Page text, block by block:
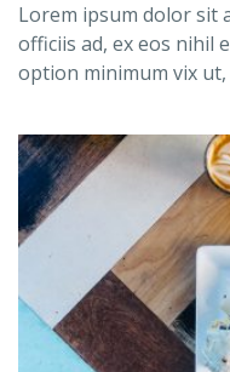
Lorem ipsum dolor sit
officiis ad, ex eos nihil
option minimum vix